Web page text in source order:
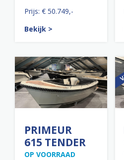
Prijs: € 50.749,-
Bekijk >
PRIMEUR
615 TENDER
OP VOORRAAD